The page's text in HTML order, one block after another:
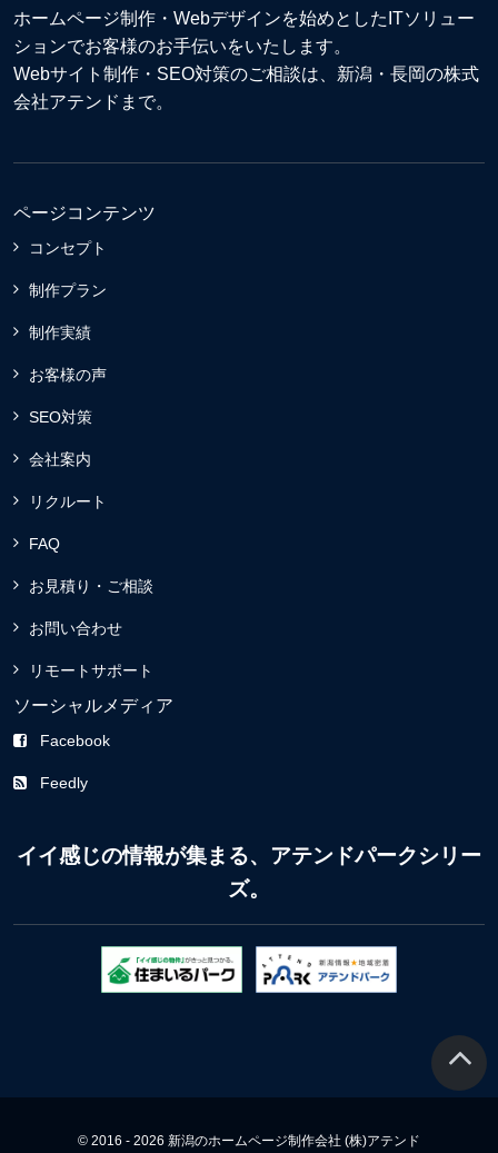
ホームページ制作・Webデザインを始めとしたITソリュー
ションでお客様のお手伝いをいたします。
Webサイト制作 ・ SEO対策のご相談は、新潟・長岡の株式
会社アテンドまで。
ページコンテンツ
コンセプト
制作プラン
制作実績
お客様の声
SEO対策
会社案内
リクルート
FAQ
お見積り・ご相談
お問い合わせ
リモートサポート
ソーシャルメディア
Facebook
Feedly
イイ感じの情報が集まる、アテンドパークシリー
ズ。
© 2016 - 2026 新潟のホームページ制作会社 (株)アテンド